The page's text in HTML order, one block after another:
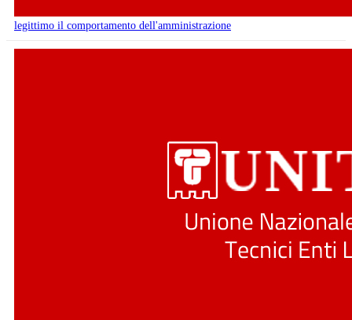
legittimo il comportamento dell'amministrazione